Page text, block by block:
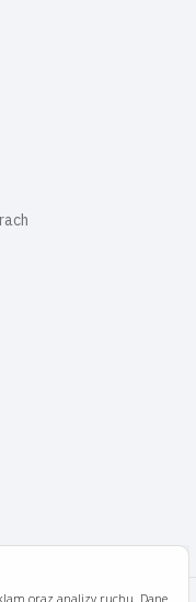
oraz analizy ruchu. Dane